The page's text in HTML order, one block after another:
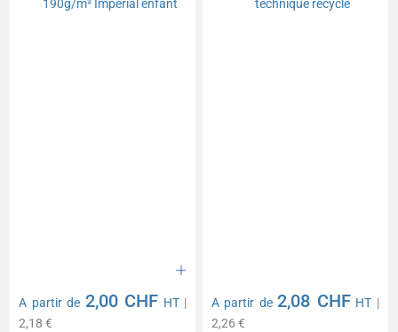
A partir de 2,00 CHF HT|
2,18 €
A partir de2,08 CHF HT |
2,26 €